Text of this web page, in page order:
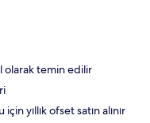
olarak temin edilir
yıllık ofset satın alınır